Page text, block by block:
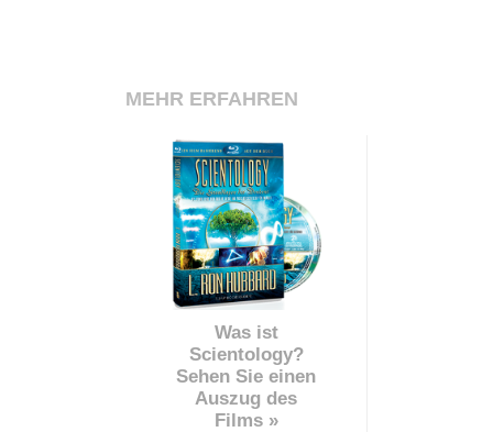
MEHR ERFAHREN
Was ist
Scientology?
Sehen Sie einen
Auszug des
Films »